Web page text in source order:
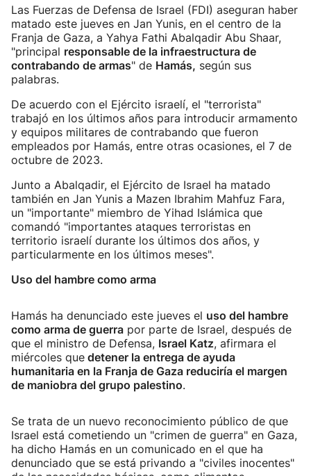
Las Fuerzas de Defensa de Israel (FDI) aseguran haber
matado este jueves en Jan Yunis, en el centro de la
Franja de Gaza, a Yahya Fathi Abalqadir Abu Shaar,
"principal responsable de la infraestructura de
contrabando de armas" de Hamás, según sus
palabras.
De acuerdo con el Ejército israelí, el "terrorista"
trabajó en los últimos años para introducir armamento
y equipos militares de contrabando que fueron
empleados por Hamás, entre otras ocasiones, el 7 de
octubre de 2023.
Junto a Abalqadir, el Ejército de Israel ha matado
también en Jan Yunis a Mazen Ibrahim Mahfuz Fara,
un "importante" miembro de Yihad Islámica que
comandó "importantes ataques terroristas en
territorio israelí durante los últimos dos años, y
particularmente en los últimos meses".
Uso del hambre como arma
Hamás ha denunciado este jueves el uso del hambre
como arma de guerra por parte de Israel, después de
que el ministro de Defensa, Israel Katz, afirmara el
miércoles que detener la entrega de ayuda
humanitaria en la Franja de Gaza reduciría el margen
de maniobra del grupo palestino.
Se trata de un nuevo reconocimiento público de que
Israel está cometiendo un "crimen de guerra" en Gaza,
ha dicho Hamás en un comunicado en el que ha
denunciado que se está privando a "civiles inocentes"